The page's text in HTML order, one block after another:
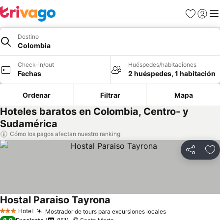
Favoritos
Iniciar
Destino
Colombia
Check-in/out
Fechas
Huéspedes/habitaciones
2 huéspedes, 1 habitación
Ordenar Filtrar Mapa
Hoteles baratos en Colombia, Centro- y
Sudamérica
Cómo los pagos afectan nuestro ranking
Compartir
3 Estrellas
Hotel Mostrador de tours para excursiones localesVer precios
Hostal Paraiso Tayrona